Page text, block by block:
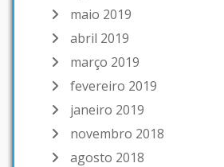
maio 2019
abril 2019
março 2019
fevereiro 2019
janeiro 2019
novembro 2018
agosto 2018